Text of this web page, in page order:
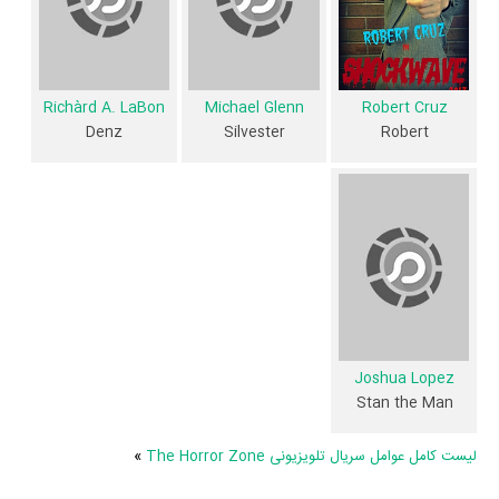
آثار مرتبط سریال The Horror Zone عبارت است از: .
سریال The Horror Zone و کارنامه فعالیت کارگردان و بازیگران
Richàrd A. LaBon
همچنین براساس امتیاز مردم سریال The Horror Zone بدترین اثر
می‌شود.
براساس امتیاز مردم سریال The Horror Zone بهترین اثر
سریال The Horror Zone براساس امتیاز مردم به آثار بهترین اثر
Robert Cruz
Robert
Michael Glenn
Silvester
Richàrd A. LaBon
Denz
Joshua Lopez
Stan the Man
لیست کامل عوامل سریال تلویزیونی The Horror Zone »